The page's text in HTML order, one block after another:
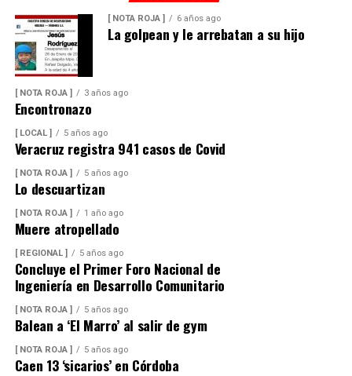
[ NOTA ROJA ] 6 años ago
La golpean y le arrebatan a su hijo
[ NOTA ROJA ] 3 años ago
Encontronazo
[ LOCAL ] 5 años ago
Veracruz registra 941 casos de Covid
[ NOTA ROJA ] 5 años ago
Lo descuartizan
[ NOTA ROJA ] 1 año ago
Muere atropellado
[ REGIONAL ] 5 años ago
Concluye el Primer Foro Nacional de
Ingeniería en Desarrollo Comunitario
[ NOTA ROJA ] 5 años ago
Balean a ‘El Marro’ al salir de gym
[ NOTA ROJA ] 5 años ago
Caen 13 ‘sicarios’ en Córdoba